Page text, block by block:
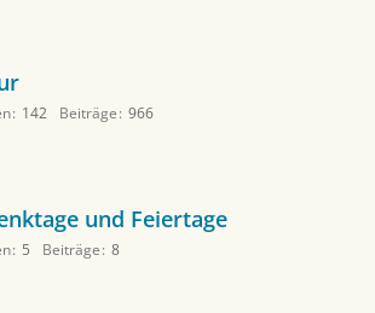
142 Beiträge 966
und Feiertage
5 Beiträge 8